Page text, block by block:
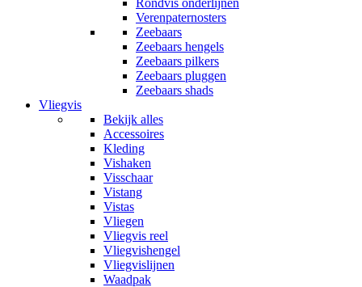
Rondvis onderlijnen
Verenpaternosters
Zeebaars
Zeebaars hengels
Zeebaars pilkers
Zeebaars pluggen
Zeebaars shads
Vliegvis
Bekijk alles
Accessoires
Kleding
Vishaken
Visschaar
Vistang
Vistas
Vliegen
Vliegvis reel
Vliegvishengel
Vliegvislijnen
Waadpak